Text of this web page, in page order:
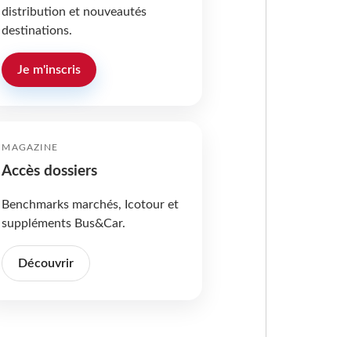
distribution et nouveautés
destinations.
Je m'inscris
MAGAZINE
Accès dossiers
Benchmarks marchés, Icotour et
suppléments Bus&Car.
Découvrir